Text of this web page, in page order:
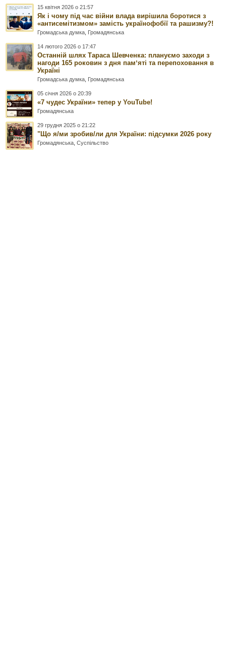
15 квітня 2026 о 21:57
Як і чому під час війни влада вирішила боротися з
«антисемітизмом» замість українофобії та рашизму?!
Громадська думка Громадянська
14 лютого 2026 о 17:47
Останній шлях Тараса Шевченка: плануємо заходи з
нагоди 165 роковин з дня памʼяті та перепоховання в
Україні
Громадська думка Громадянська
05 січня 2026 о 20:39
«7 чудес України» тепер у YouTube!
Громадянська
29 грудня 2025 о 21:22
"Що я/ми зробив/ли для України: підсумки 2026 року
Громадянська ,Суспільство